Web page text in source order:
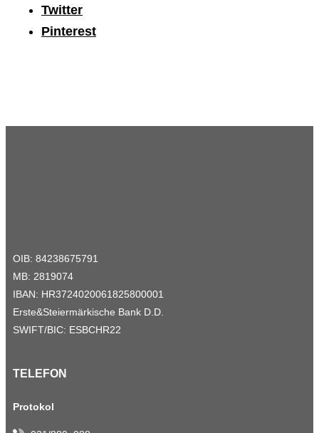
Twitter
Pinterest
OIB: 84238675791
MB: 2819074
IBAN: HR3724020061825800001
Erste&Steiermärkische Bank D.D.
SWIFT/BIC: ESBCHR22
TELEFON
Protokol